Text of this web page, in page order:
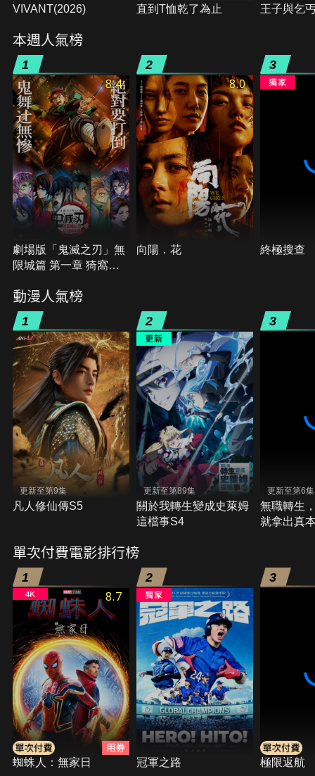
VIVANT(2026) 直到T恤乾了為止 王子與乞
本週人氣榜
1
8.4
劇場版「鬼滅之刃」無
限城篇 第一章 猗窩座
2
8.0
向陽．花
3
終極搜查
動漫人氣榜
1
更新至第9集
凡人修仙傳S5
2
更新至第89集
關於我轉生變成史萊姆
這檔事S4
3
更新至第6集
無職轉生
就拿出真
單次付費電影排行榜
1
8.7
蜘蛛人：無家日
2
冠軍之路
3
極限返航